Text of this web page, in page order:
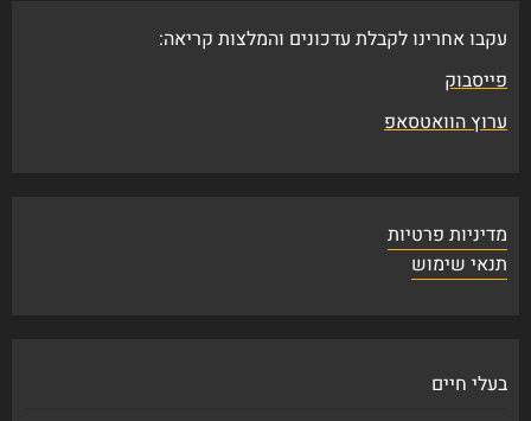
עקבו אחרינו לקבלת עדכונים והמלצות קריאה:
פייסבוק
ערוץ הוואטסאפ
מדיניות פרטיות
תנאי שימוש
בעלי חיים